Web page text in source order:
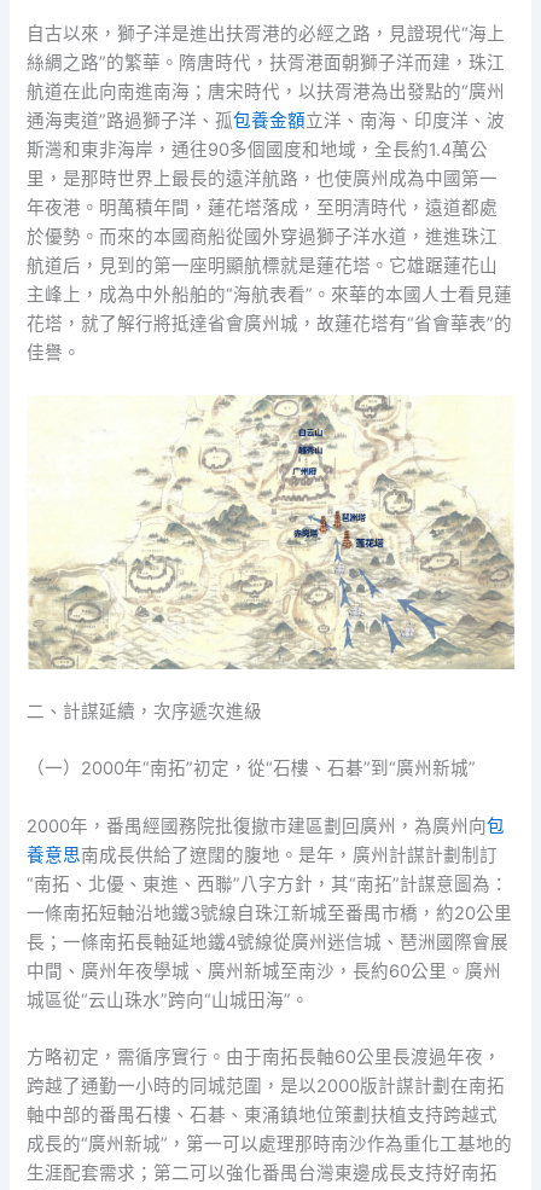
自古以來，獅子洋是進出扶胥港的必經之路，見證現代“海上
絲綢之路”的繁華。隋唐時代，扶胥港面朝獅子洋而建，珠江
航道在此向南進南海；唐宋時代，以扶胥港為出發點的“廣州
通海夷道”路過獅子洋、孤包養金額立洋、南海、印度洋、波
斯灣和東非海岸，通往90多個國度和地域，全長約1.4萬公
里，是那時世界上最長的遠洋航路，也使廣州成為中國第一
年夜港。明萬積年間，蓮花塔落成，至明清時代，遠道都處
於優勢。而來的本國商船從國外穿過獅子洋水道，進進珠江
航道后，見到的第一座明顯航標就是蓮花塔。它雄踞蓮花山
主峰上，成為中外船舶的“海航表看”。來華的本國人士看見蓮
花塔，就了解行將抵達省會廣州城，故蓮花塔有“省會華表”的
佳譽。
二、計謀延續，次序遞次進級
（一）2000年“南拓”初定，從“石樓、石碁”到“廣州新城”
2000年，番禺經國務院批復撤市建區劃回廣州，為廣州向包
養意思南成長供給了遼闊的腹地。是年，廣州計謀計劃制訂
“南拓、北優、東進、西聯”八字方針，其“南拓”計謀意圖為：
一條南拓短軸沿地鐵3號線自珠江新城至番禺市橋，約20公里
長；一條南拓長軸延地鐵4號線從廣州迷信城、琶洲國際會展
中間、廣州年夜學城、廣州新城至南沙，長約60公里。廣州
城區從“云山珠水”跨向“山城田海”。
方略初定，需循序實行。由于南拓長軸60公里長渡過年夜，
跨越了通勤一小時的同城范圍，是以2000版計謀計劃在南拓
軸中部的番禺石樓、石碁、東涌鎮地位策劃扶植支持跨越式
成長的“廣州新城”，第一可以處理那時南沙作為重化工基地的
生涯配套需求；第二可以強化番禺台灣東邊成長支持好南拓